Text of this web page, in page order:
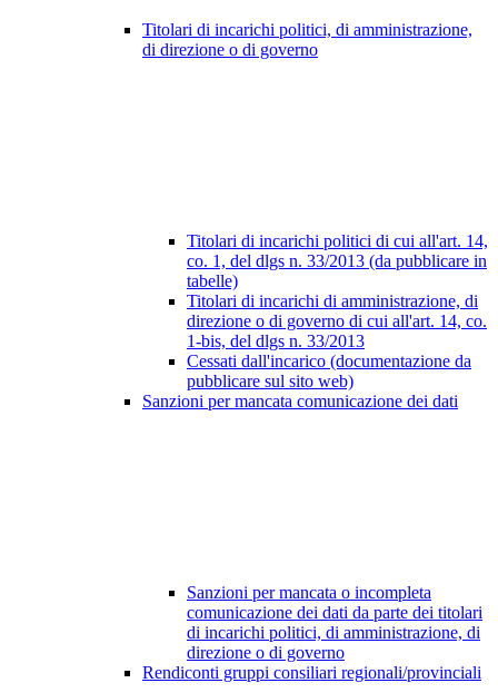
Titolari di incarichi politici, di amministrazione,
di direzione o di governo
Titolari di incarichi politici di cui all'art. 14,
co. 1, del dlgs n. 33/2013 (da pubblicare in
tabelle)
Titolari di incarichi di amministrazione, di
direzione o di governo di cui all'art. 14, co.
1-bis, del dlgs n. 33/2013
Cessati dall'incarico (documentazione da
pubblicare sul sito web)
Sanzioni per mancata comunicazione dei dati
Sanzioni per mancata o incompleta
comunicazione dei dati da parte dei titolari
di incarichi politici, di amministrazione, di
direzione o di governo
Rendiconti gruppi consiliari regionali/provinciali